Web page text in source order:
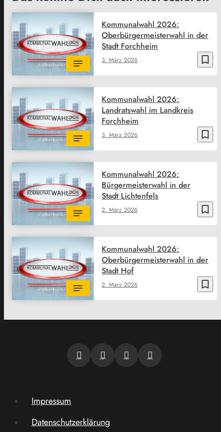
bookmark_border
3. März 2026
Kommunalwahl 2026:
Oberbürgermeisterwahl in der
Stadt Forchheim
bookmark_border
3. März 2026
Kommunalwahl 2026:
Landratswahl im Landkreis
Forchheim
bookmark_border
2. März 2026
Kommunalwahl 2026:
Bürgermeisterwahl in der
Stadt Lichtenfels
bookmark_border
2. März 2026
Kommunalwahl 2026:
Oberbürgermeisterwahl in der
Stadt Hof
Impressum
Datenschutzerklärung